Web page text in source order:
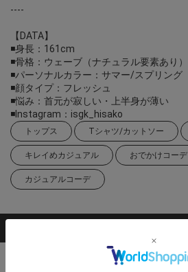
----
【DATA】
◾️身長：161cm
◾️骨格：ウェーブ（ナチュラル要素あり）
◾️パーソナルカラー：サマー/スプリング
◾️顔タイプ：フレッシュ
◾️悩み：首元が寂しい・上半身が薄い
◾️Instagram：isgk_hisako
トップス Tシャツ/カットソー
キレイめカジュアル おでかけコーデ
カジュアルコーデ